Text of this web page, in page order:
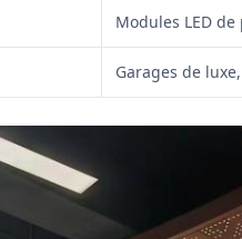
Modules LED
Garages de